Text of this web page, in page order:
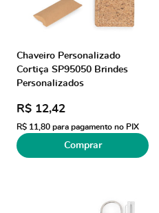
Chaveiro Personalizado
Cortiça SP95050 Brindes
Personalizados
R$ 12,42
R$ 11,80 para pagamento no PIX
Comprar